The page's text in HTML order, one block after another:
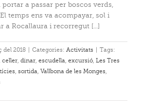
a passar per boscos verds,
temps ens va acompayar, sol i
a Rocallaura i recorregut [...]
del 2018 Categories: Activitats
Tags:
celler, dinar, escudella, excursió, Les Tres
, sortida, Vallbona de les Monges,